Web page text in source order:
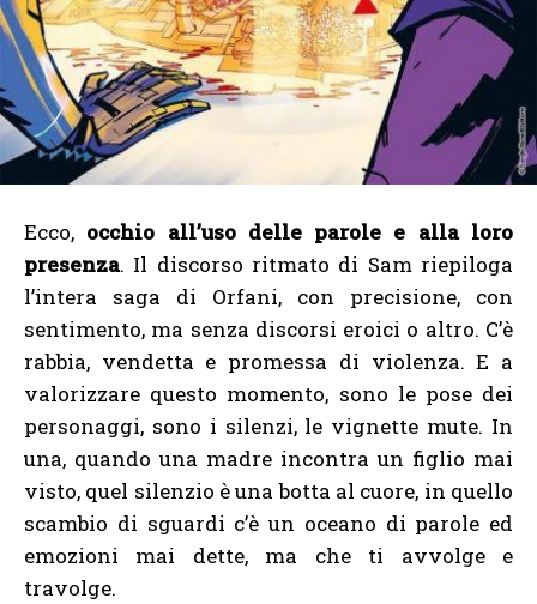
Ecco, occhio all’uso delle parole e alla loro
presenza. Il discorso ritmato di Sam riepiloga
l’intera saga di Orfani, con precisione, con
sentimento, ma senza discorsi eroici o altro. C’è
rabbia, vendetta e promessa di violenza. E a
valorizzare questo momento, sono le pose dei
personaggi, sono i silenzi, le vignette mute. In
una, quando una madre incontra un figlio mai
visto, quel silenzio è una botta al cuore, in quello
scambio di sguardi c’è un oceano di parole ed
emozioni mai dette, ma che ti avvolge e
travolge.